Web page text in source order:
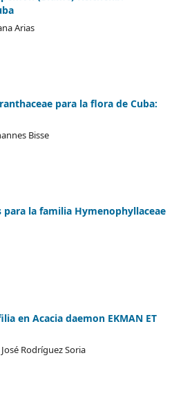
Arias
para la flora de Cuba:
Bisse
para la familia Hymenophyllaceae
en Acacia daemon EKMAN ET
Rodríguez Soria